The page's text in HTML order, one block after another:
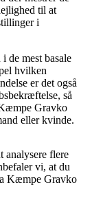
til at
i
de mest basale
hvilken
er det også
så
Gravko
eller kvinde.
analysere flere
vi, at du
Kæmpe Gravko